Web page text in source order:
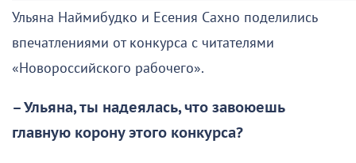
Ульяна Наймибудко и Есения Сахно поделились
впечатлениями от конкурса с читателями
«Новороссийского рабочего».
– Ульяна, ты надеялась, что завоюешь
главную корону этого конкурса?